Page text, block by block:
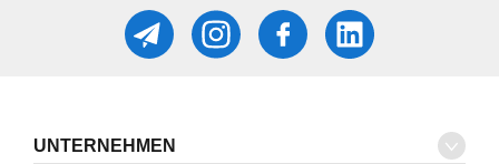
UNTERNEHMEN